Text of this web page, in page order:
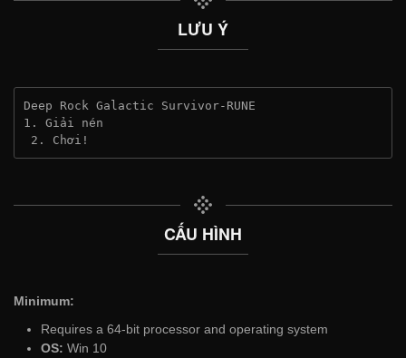
LƯU Ý
Deep Rock Galactic Survivor-RUNE
1. Giải nén
2. Chơi!
CẤU HÌNH
Minimum:
Requires a 64-bit processor and operating system
OS: Win 10